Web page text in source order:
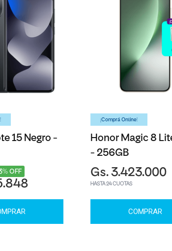
15 Negro -
OFF
¡Comprá Online!
Honor Magic 8
- 256GB
Gs. 3.423.000
HASTA 24 CUOTAS
COMPRAR